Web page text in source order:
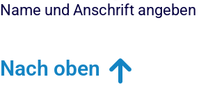
Name und Anschrift angeben
Nach oben